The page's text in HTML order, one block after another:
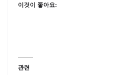
이것이 좋아요:
관련